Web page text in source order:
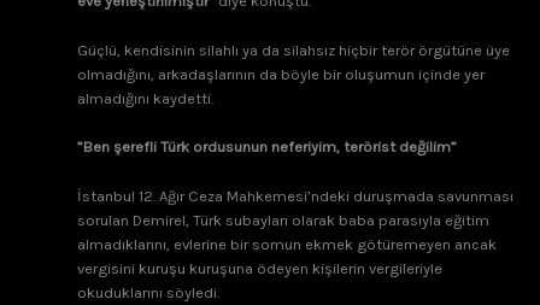
Güçlü, kendisinin silahlı ya da silahsız hiçbir terör örgütüne üye
olmadığını, arkadaşlarının da böyle bir oluşumun içinde yer
almadığını kaydetti.
”Ben şerefli Türk ordusunun neferiyim, terörist değilim”
İstanbul 12. Ağır Ceza Mahkemesi’ndeki duruşmada savunması
sorulan Demirel, Türk subayları olarak baba parasıyla eğitim
almadıklarını, evlerine bir somun ekmek götüremeyen ancak
vergisini kuruşu kuruşuna ödeyen kişilerin vergileriyle
okuduklarını söyledi.